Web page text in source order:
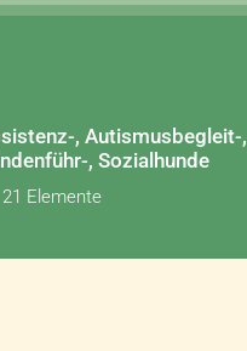
, Autismusbegleit-,
, Sozialhunde
21 Elemente